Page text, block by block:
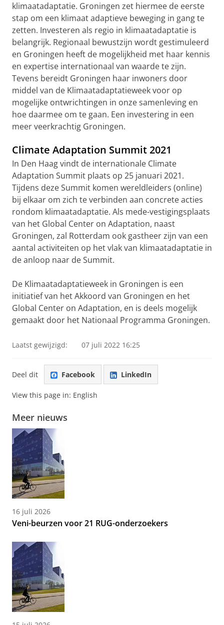
klimaatadaptatie. Groningen zet hiermee de eerste
stap om een klimaat adaptieve beweging in gang te
zetten. Investeren als regio in klimaatadaptatie is
belangrijk. Regionaal bewustzijn wordt gestimuleerd
en Groningen heeft de mogelijkheid met haar kennis
en expertise internationaal van waarde te zijn.
Tevens bereidt Groningen haar inwoners door
middel van de Klimaatadaptatieweek voor op
mogelijke ontwrichtingen in onze samenleving en
hoe daarmee om te gaan. Een investering in een
meer veerkrachtig Groningen.
Climate Adaptation Summit 2021
In Den Haag vindt de internationale Climate
Adaptation Summit plaats op 25 januari 2021.
Tijdens deze Summit komen wereldleiders (online)
bij elkaar om zich te verbinden aan concrete acties
rondom klimaatadaptatie. Als mede-vestigingsplaats
van het Global Center on Adaptation, naast
Groningen, zal Rotterdam ook gastheer zijn van een
aantal activiteiten op het vlak van klimaatadaptatie in
de anloop naar de Summit.
De Klimaatadaptatieweek in Groningen is een
initiatief van het Akkoord van Groningen en het
Global Center on Adaptation, en is deels mogelijk
gemaakt door het Nationaal Programma Groningen.
Laatst gewijzigd: 07 juli 2022 16:25
Deel dit Facebook LinkedIn
View this page in: English
Meer nieuws
16 juli 2026
Veni-beurzen voor 21 RUG-onderzoekers